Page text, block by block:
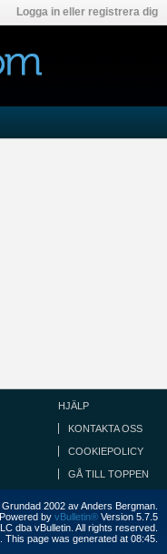
Logga in eller registrera dig
HJÄLP
KONTAKTA OSS
COOKIEPOLICY
GÅ TILL TOPPEN
2002 av Anders Bergman.
Powered by vBulletin® Version 5.7.5
dba vBulletin. All rights reserved.
This page was generated at 08:45.